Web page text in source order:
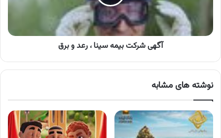
آگهی شرکت بیمه سینا ، رعد و برق
نوشته های مشابه